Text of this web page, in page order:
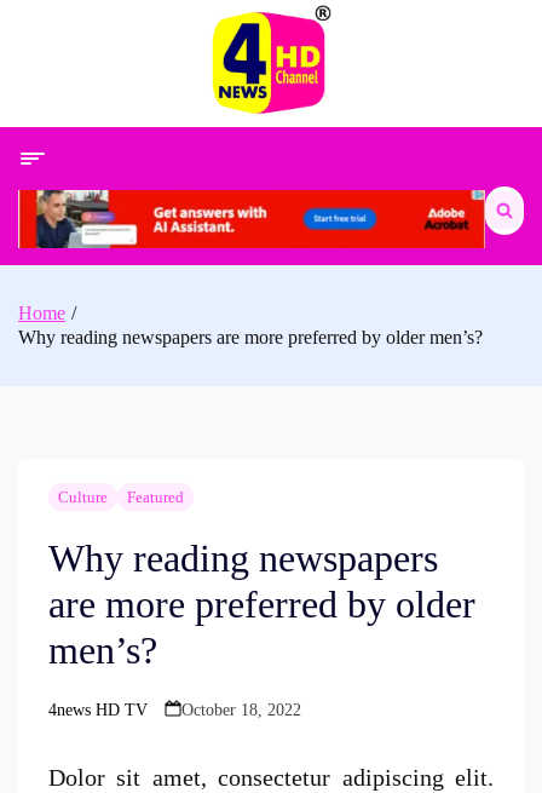
Search
for:
Home
Why reading newspapers are more preferred by older men’s?
Culture Featured
Why reading newspapers
are more preferred by older
men’s?
Posted
4news HD TV October 18, 2022
Dolor sit amet, consectetur adipiscing elit.